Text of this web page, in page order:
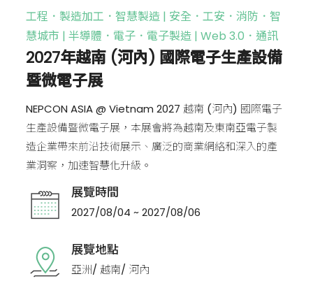
工程．製造加工．智慧製造 | 安全．工安．消防．智
慧城市 | 半導體．電子．電子製造 | Web 3.0．通訊
2027年越南 (河內) 國際電子生產設備
暨微電子展
NEPCON ASIA @ Vietnam 2027 越南 (河內) 國際電子
生產設備暨微電子展，本展會將為越南及東南亞電子製
造企業帶來前沿技術展示、廣泛的商業網絡和深入的產
業洞察，加速智慧化升級。
展覽時間
2027/08/04 ~ 2027/08/06
展覽地點
亞洲/ 越南/ 河內